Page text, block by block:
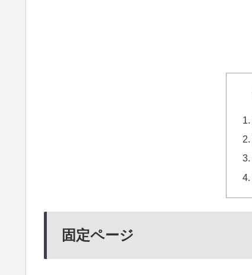
固定ページ